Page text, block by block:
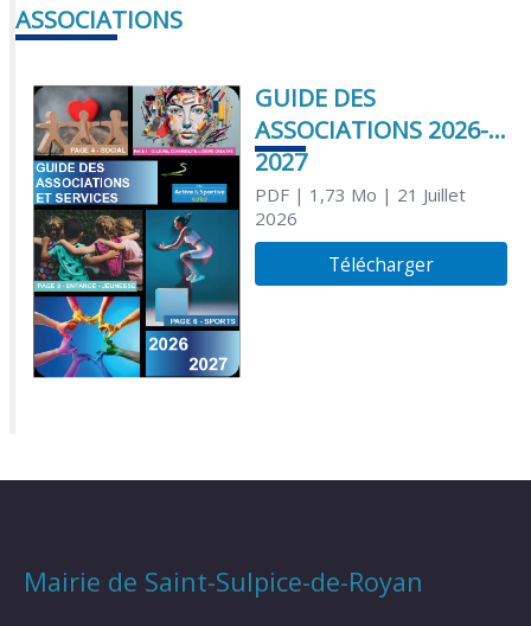
ASSOCIATIONS
GUIDE DES
ASSOCIATIONS 2026-
2027
PDF| 1,73 Mo | 21 Juillet
2026
Télécharger
Mairie de Saint-Sulpice-de-Royan